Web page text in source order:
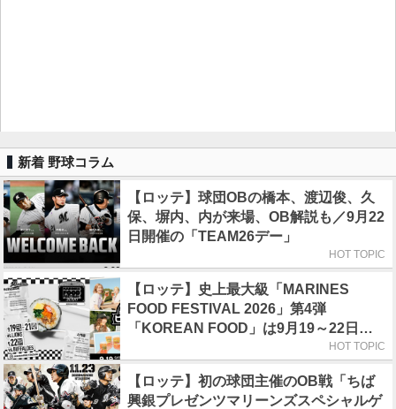
新着 野球コラム
【ロッテ】球団OBの橋本、渡辺俊、久
保、塀内、内が来場、OB解説も／9月22
日開催の「TEAM26デー」
HOT TOPIC
【ロッテ】史上最大級「MARINES
FOOD FESTIVAL 2026」第4弾
「KOREAN FOOD」は9月19～22日／
HOT TOPIC
【ロッテ】初の球団主催のOB戦「ちば
興銀プレゼンツマリーンズスペシャルゲ